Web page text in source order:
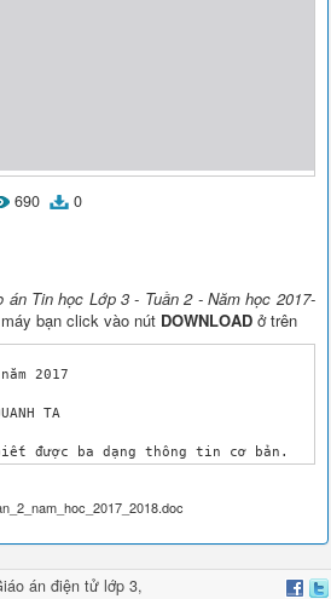
690 0
án Tin học Lớp 3 - Tuần 2 - Năm học 2017-
bạn click vào nút DOWNLOAD ở trên
2017
TA
được ba dạng thông tin cơ bản.
công cụ lưu trữ và xử lý thông tin.
án điện tử lớp 3,